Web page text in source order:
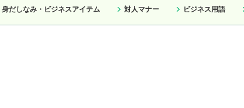
身だしなみ・ビジネスアイテム 対人マナー ビジネス用語